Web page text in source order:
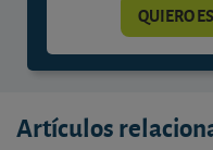
QUIERO
Artículos